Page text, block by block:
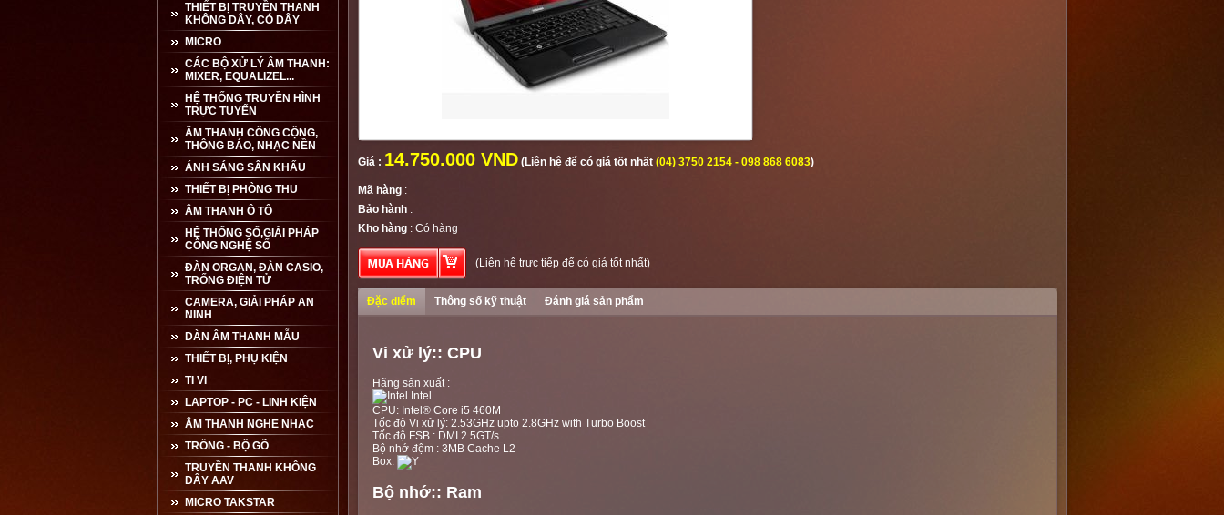
THIẾT BỊ TRUYỀN THANH
KHÔNG DÂY, CÓ DÂY
MICRO
CÁC BỘ XỬ LÝ ÂM THANH:
MIXER, EQUALIZEL...
HỆ THỐNG TRUYỀN HÌNH
TRỰC TUYẾN
ÂM THANH CÔNG CỘNG,
THÔNG BÁO, NHẠC NỀN
ÁNH SÁNG SÂN KHẤU
THIẾT BỊ PHÒNG THU
ÂM THANH Ô TÔ
HỆ THỐNG SỐ,GIẢI PHÁP
CÔNG NGHỆ SỐ
ĐÀN ORGAN, ĐÀN CASIO,
TRỐNG ĐIỆN TỬ
CAMERA, GIẢI PHÁP AN
NINH
DÀN ÂM THANH MẪU
THIẾT BỊ, PHỤ KIỆN
TI VI
LAPTOP - PC - LINH KIỆN
ÂM THANH NGHE NHẠC
TRỒNG - BỘ GÕ
TRUYỀN THANH KHÔNG
DÂY AAV
MICRO TAKSTAR
Giá : 14.750.000 VND (Liên hệ để có giá tốt nhất (04) 3750 2154 - 098 868 6083)
Mã hàng :
Bảo hành :
Kho hàng : Có hàng
(Liên hệ trực tiếp để có giá tốt nhất)
Đặc điểm Thông số kỹ thuật Đánh giá sản phẩm
Vi xử lý:: CPU
Hãng sản xuất :
Intel
CPU: Intel® Core i5 460M
Tốc độ Vi xử lý: 2.53GHz upto 2.8GHz with Turbo Boost
Tốc độ FSB : DMI 2.5GT/s
Bộ nhớ đệm : 3MB Cache L2
Box:
Bộ nhớ:: Ram